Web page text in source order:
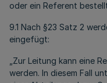
oder ein Referent
9.1 Nach §23 Satz 2
eingefügt:
„Zur Leitung kann eine
werden. In diesem Fall